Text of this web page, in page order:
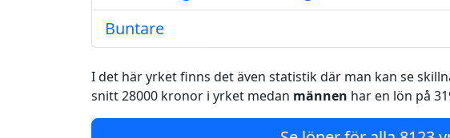
Buntare
I det här yrket finns det även statistik där man kan se
snitt 28000 kronor i yrket medan männen har en lön på